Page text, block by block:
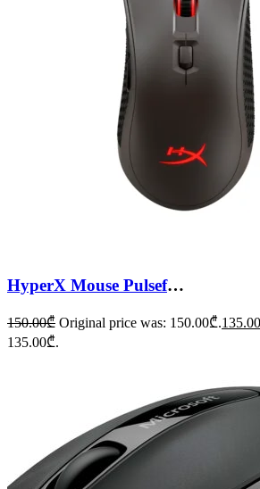
HyperX Mouse Pulsefire FPS Pro Grey HX-MC003B
150.00₾ Original price was: 150.00₾.135.00
135.00₾.